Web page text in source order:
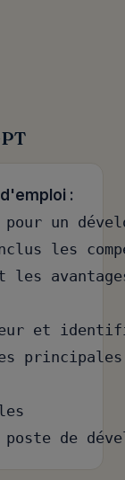
:
un
les
et
principales
de